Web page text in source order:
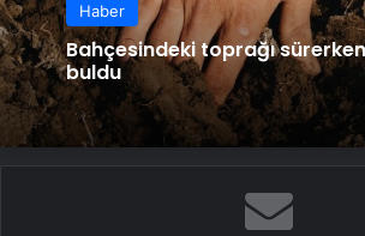
Haber
Bahçesindeki toprağı sürerken
buldu